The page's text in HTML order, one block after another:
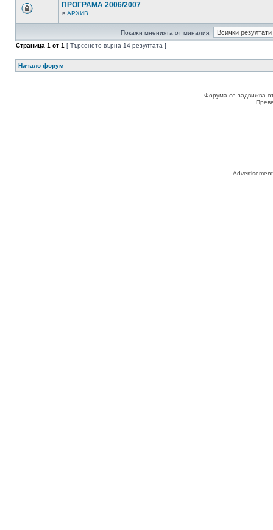
ПРОГРАМА 2006/2007
в АРХИВ
Покажи мненията от миналия:
Страница 1 от 1 [ Търсенето върна 14 резултата ]
Начало форум
Форума се задвижва